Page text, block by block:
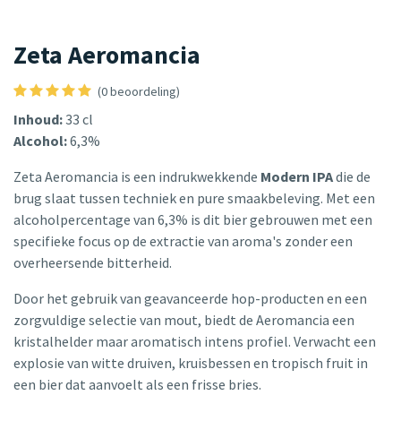
Zeta Aeromancia
(0 beoordeling)
Inhoud:33 cl
Alcohol:6,3%
Zeta Aeromancia is een indrukwekkende Modern IPAdie de
brug slaat tussen techniek en pure smaakbeleving. Met een
alcoholpercentage van 6,3% is dit bier gebrouwen met een
specifieke focus op de extractie van aroma's zonder een
overheersende bitterheid.
Door het gebruik van geavanceerde hop-producten en een
zorgvuldige selectie van mout, biedt de Aeromancia een
kristalhelder maar aromatisch intens profiel. Verwacht een
explosie van witte druiven, kruisbessen en tropisch fruit in
een bier dat aanvoelt als een frisse bries.